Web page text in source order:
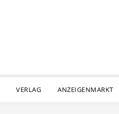
VERLAG ANZEIGENMARKT